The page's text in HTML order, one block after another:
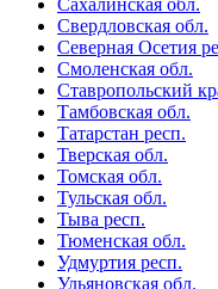
Свердловская обл.
Северная Осетия
Смоленская обл.
Ставропольский
Тамбовская обл.
Татарстан респ.
Тверская обл.
Томская обл.
Тульская обл.
Тыва респ.
Тюменская обл.
Удмуртия респ.
Ульяновская обл.